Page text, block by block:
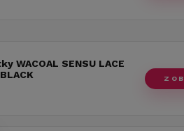
WACOAL SENSU LACE